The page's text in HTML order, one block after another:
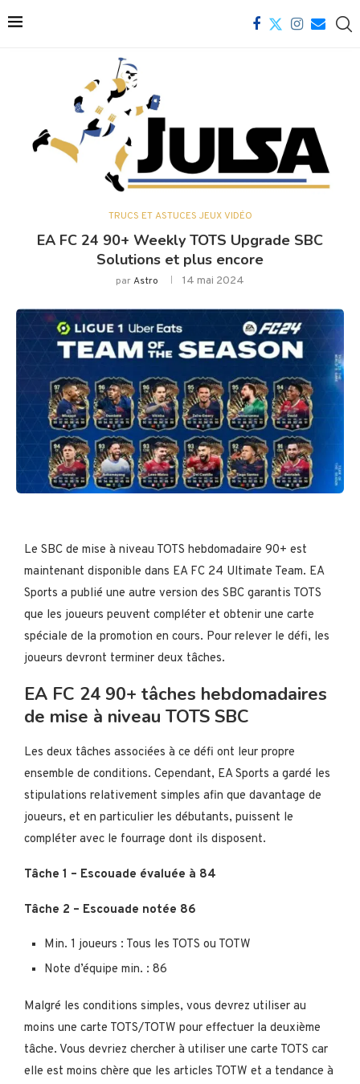
TRUCS ET ASTUCES JEUX VIDÉO
EA FC 24 90+ Weekly TOTS Upgrade SBC
Solutions et plus encore
parAstro 14 mai 2024
Le SBC de mise à niveau TOTS hebdomadaire 90+ est
maintenant disponible dans EA FC 24 Ultimate Team. EA
Sports a publié une autre version des SBC garantis TOTS
que les joueurs peuvent compléter et obtenir une carte
spéciale de la promotion en cours. Pour relever le défi, les
joueurs devront terminer deux tâches.
EA FC 24 90+ tâches hebdomadaires
de mise à niveau TOTS SBC
Les deux tâches associées à ce défi ont leur propre
ensemble de conditions. Cependant, EA Sports a gardé les
stipulations relativement simples afin que davantage de
joueurs, et en particulier les débutants, puissent le
compléter avec le fourrage dont ils disposent.
Tâche 1 – Escouade évaluée à 84
Tâche 2 – Escouade notée 86
Min. 1 joueurs : Tous les TOTS ou TOTW
Note d’équipe min. : 86
Malgré les conditions simples, vous devrez utiliser au
moins une carte TOTS/TOTW pour effectuer la deuxième
tâche. Vous devriez chercher à utiliser une carte TOTS car
elle est moins chère que les articles TOTW et a tendance à